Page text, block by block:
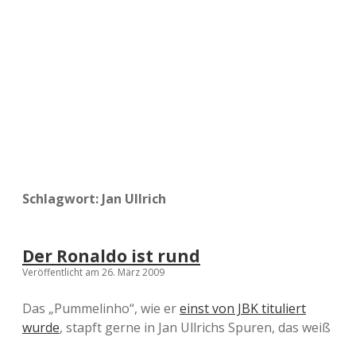
Schlagwort: Jan Ullrich
Der Ronaldo ist rund
Veröffentlicht am 26. März 2009
Das „Pummelinho“, wie ereinst von JBK tituliert
wurde, stapft gerne in Jan Ullrichs Spuren, das weiß